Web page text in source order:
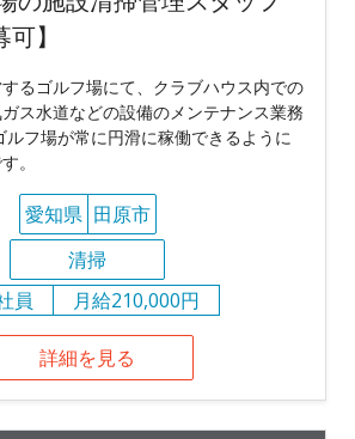
】
るゴルフ場にて、クラブハウス内での
ス水道などの設備のメンテナンス業務
フ場が常に円滑に稼働できるように
。
愛知県 田原市
清掃
員
月給210,000円
詳細を見る